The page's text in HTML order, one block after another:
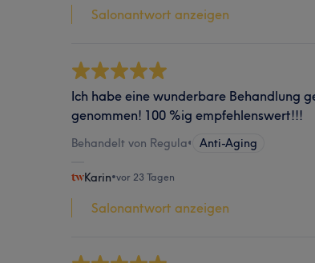
Salonantwort anzeigen
Ich habe eine wunderbare Behandlung
genommen! 100 %ig empfehlenswert!!!
Behandelt von Regula• Anti-Aging
Karin•vor 23 Tagen
Salonantwort anzeigen